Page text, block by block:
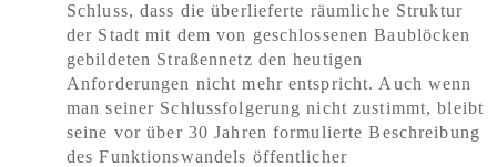
Schluss, dass die überlieferte räumliche Struktur
der Stadt mit dem von geschlossenen Baublöcken
gebildeten Straßennetz den heutigen
Anforderungen nicht mehr entspricht. Auch wenn
man seiner Schlussfolgerung nicht zustimmt, bleibt
seine vor über 30 Jahren formulierte Beschreibung
des Funktionswandels öffentlicher